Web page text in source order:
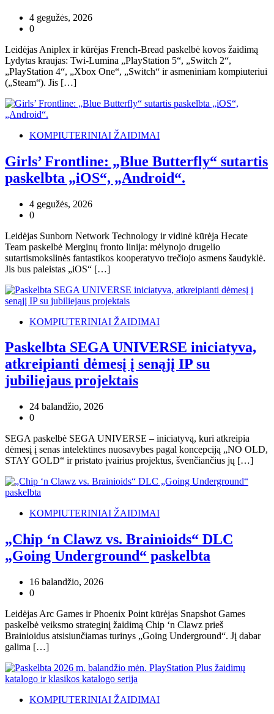
4 gegužės, 2026
0
Leidėjas Aniplex ir kūrėjas French-Bread paskelbė kovos žaidimą
Lydytas kraujas: Twi-Lumina „PlayStation 5“, „Switch 2“,
„PlayStation 4“, „Xbox One“, „Switch“ ir asmeniniam kompiuteriui
(„Steam“). Jis […]
KOMPIUTERINIAI ŽAIDIMAI
Girls’ Frontline: „Blue Butterfly“ sutartis
paskelbta „iOS“, „Android“.
4 gegužės, 2026
0
Leidėjas Sunborn Network Technology ir vidinė kūrėja Hecate
Team paskelbė Merginų fronto linija: mėlynojo drugelio
sutartismokslinės fantastikos kooperatyvo trečiojo asmens šaudyklė.
Jis bus paleistas „iOS“ […]
KOMPIUTERINIAI ŽAIDIMAI
Paskelbta SEGA UNIVERSE iniciatyva,
atkreipianti dėmesį į senąjį IP su
jubiliejaus projektais
24 balandžio, 2026
0
SEGA paskelbė SEGA UNIVERSE – iniciatyvą, kuri atkreipia
dėmesį į senas intelektines nuosavybes pagal koncepciją „NO OLD,
STAY GOLD“ ir pristato įvairius projektus, švenčiančius jų […]
KOMPIUTERINIAI ŽAIDIMAI
„Chip ‘n Clawz vs. Brainioids“ DLC
„Going Underground“ paskelbta
16 balandžio, 2026
0
Leidėjas Arc Games ir Phoenix Point kūrėjas Snapshot Games
paskelbė veiksmo strateginį žaidimą Chip ‘n Clawz prieš
Brainioidus atsisiunčiamas turinys „Going Underground“. Jį dabar
galima […]
KOMPIUTERINIAI ŽAIDIMAI